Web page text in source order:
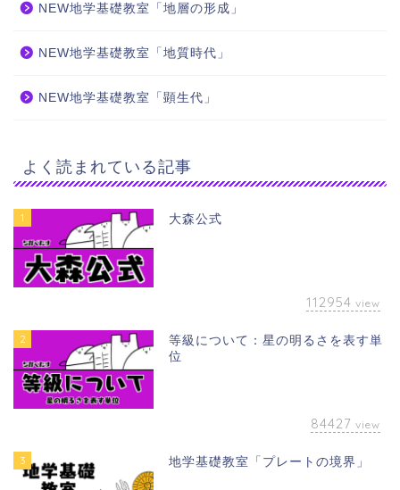
NEW地学基礎教室「地層の形成」
NEW地学基礎教室「地質時代」
NEW地学基礎教室「顕生代」
よく読まれている記事
1 大森公式
112954 view
2
等級について：星の明るさを表す単
位
84427 view
3 地学基礎教室「プレートの境界」